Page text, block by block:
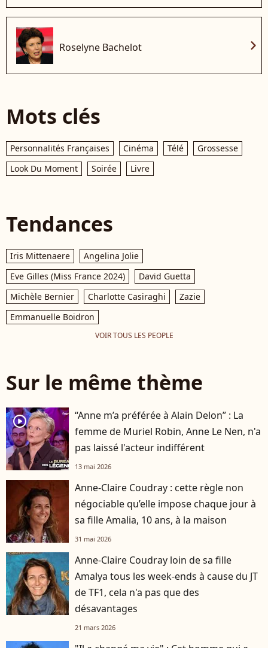
Roselyne Bachelot chevron_right
Mots clés
Personnalités Françaises Cinéma Télé
Grossesse
Look Du Moment
Soirée Livre
Tendances
Iris Mittenaere
Angelina Jolie
Eve Gilles (Miss France 2024)
David Guetta
Michèle Bernier
Charlotte Casiraghi
Zazie
Emmanuelle Boidron
VOIR TOUS LES PEOPLE
Sur le même thème
player2
“Anne m’a préférée à Alain Delon” : La
femme de Muriel Robin, Anne Le Nen, n'a
pas laissé l'acteur indifférent
13 mai 2026
Anne-Claire Coudray : cette règle non
négociable qu’elle impose chaque jour à
sa fille Amalia, 10 ans, à la maison
31 mai 2026
Anne-Claire Coudray loin de sa fille
Amalya tous les week-ends à cause du JT
de TF1, cela n'a pas que des
désavantages
21 mars 2026